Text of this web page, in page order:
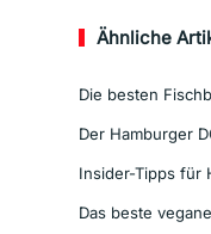
Ähnliche
Die besten
Der Hamburger
Insider-Tipps für
Das beste